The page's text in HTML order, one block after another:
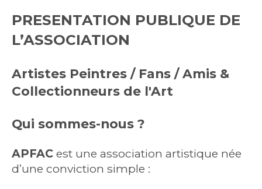
PRESENTATION PUBLIQUE DE
L’ASSOCIATION
Artistes Peintres / Fans / Amis &
Collectionneurs de l'Art
Qui sommes-nous ?
APFAC est une association artistique née
d’une conviction simple :